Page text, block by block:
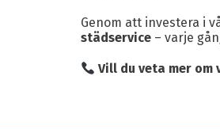
Genom att investera i
städservice – varje
Vill du veta mer om